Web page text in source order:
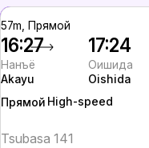
57m, Прямой
16:27
Нанъё
Akayu
17:24
Оишида
Oishida
Прямой High-speed
Tsubasa 141